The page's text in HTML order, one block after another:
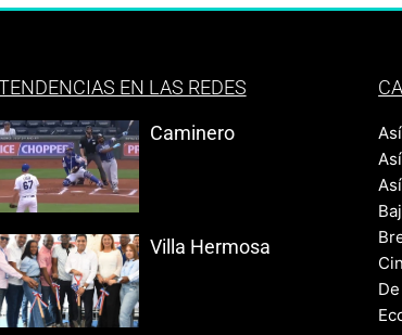
EN LAS REDES
Caminero
Villa Hermosa